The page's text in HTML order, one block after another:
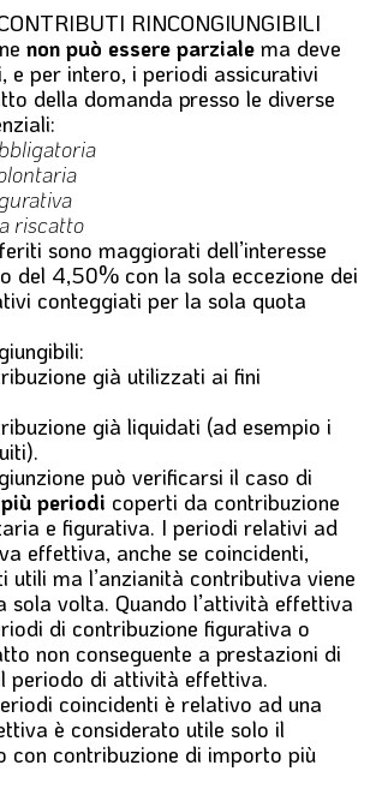
RINCONGIUNGIBILI
non può essere parziale ma deve
e per intero, i periodi assicurativi
della domanda presso le diverse
riscatto
sono maggiorati dell’interesse
del 4,50% con la sola eccezione dei
conteggiati per la sola quota
già utilizzati ai fini
già liquidati (ad esempio i
può verificarsi il caso di
periodi coperti da contribuzione
e figurativa. I periodi relativi ad
effettiva, anche se coincidenti,
utili ma l’anzianità contributiva viene
sola volta. Quando l’attività effettiva
di contribuzione figurativa o
non conseguente a prestazioni di
periodo di attività effettiva.
coincidenti è relativo ad una
è considerato utile solo il
con contribuzione di importo più